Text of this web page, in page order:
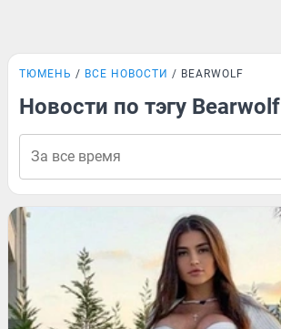
ТЮМЕНЬ ВСЕ НОВОСТИ BEARWOLF
Новости по тэгу Bearwolf